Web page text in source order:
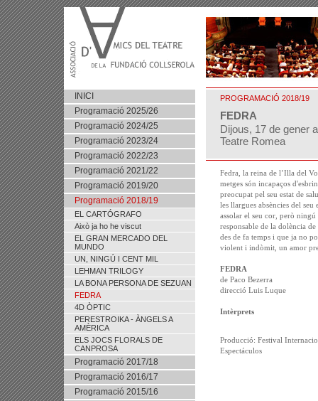
INICI
Programació 2025/26
Programació 2024/25
Programació 2023/24
Programació 2022/23
Programació 2021/22
Programació 2019/20
Programació 2018/19
EL CARTÓGRAFO
Això ja ho he viscut
EL GRAN MERCADO DEL
MUNDO
UN, NINGÚ I CENT MIL
LEHMAN TRILOGY
LA BONA PERSONA DE SEZUAN
FEDRA
4D ÒPTIC
PERESTROIKA - ÀNGELS A
AMÈRICA
ELS JOCS FLORALS DE
CANPROSA
Programació 2017/18
Programació 2016/17
Programació 2015/16
PROGRAMACIÓ 2018/19
FEDRA
Dijous, 17 de gener
Teatre Romea
Fedra, la reina de l’Illa del
metges són incapaços
preocupat pel seu estat de
les llargues absències del
assolar el seu cor, però
responsable de la dolència
des de fa temps i que ja no
violent i indòmit, un amor
FEDRA
de Paco Bezerra
direcció Luis Luque
Intèrprets
Producció: Festival
Espectáculos